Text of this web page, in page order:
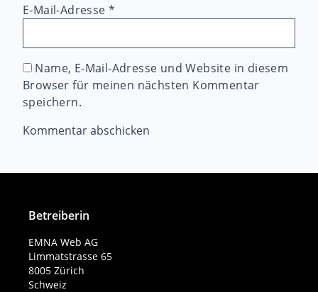
E-Mail-Adresse*
Name, E-Mail-Adresse und Website in diesem
Browser für meinen nächsten Kommentar
speichern.
Betreiberin
EMNA Web AG
Limmatstrasse 65
8005 Zürich
Schweiz